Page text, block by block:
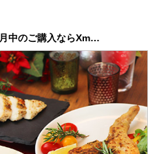
中のご購入ならXm…